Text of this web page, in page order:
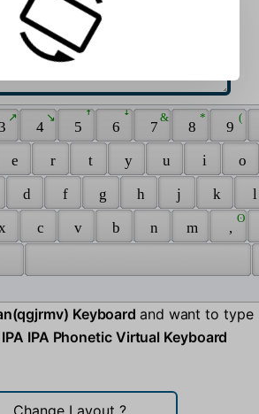
↗
4
↘
5
ꜛ
6
ꜜ
7
&
8
*
9
(
e r t y u i
o
d f g h j k
c v b n m ,
ʘ
Keyboard and want to type
IPA Phonetic Virtual Keyboard
Change Layout ?